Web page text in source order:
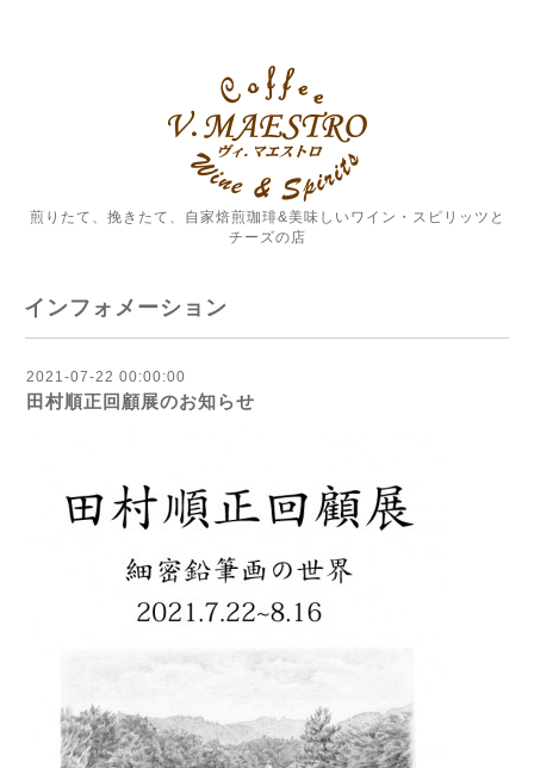
煎りたて、挽きたて、自家焙煎珈琲&美味しいワイン・スピリッツと
チーズの店
インフォメーション
2021-07-22 00:00:00
田村順正回顧展のお知らせ